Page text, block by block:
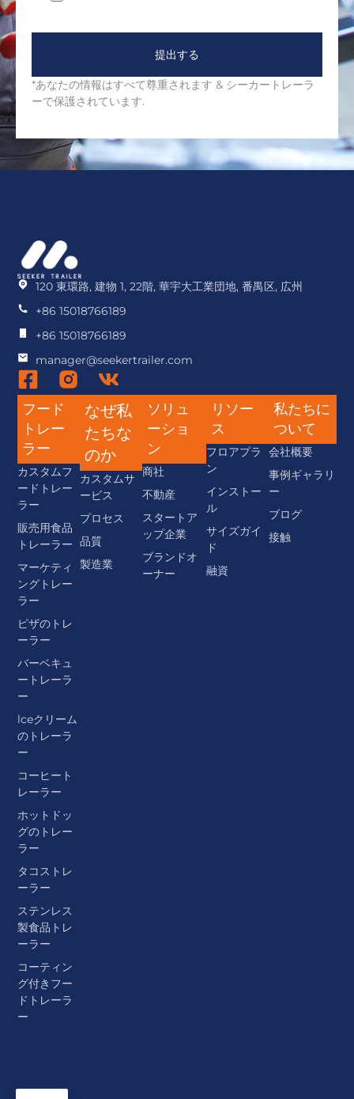
提出する
*あなたの情報はすべて尊重されます & シーカートレーラ
ーで保護されています.
120 東環路, 建物 1, 22階, 華宇大工業団地, 番禺区, 広州
+86 15018766189
+86 15018766189
manager@seekertrailer.com
フード
トレー
ラー
カスタムフ
ードトレー
ラー
販売用食品
トレーラー
マーケティ
ングトレー
ラー
ピザのトレ
ーラー
バーベキュ
ートレーラ
ー
lceクリーム
のトレーラ
ー
コーヒート
レーラー
ホットドッ
グのトレー
ラー
タコストレ
ーラー
ステンレス
製食品トレ
ーラー
コーティン
グ付きフー
ドトレーラ
ー
なぜ私
たちな
のか
カスタムサ
ービス
プロセス
品質
製造業
ソリュ
ーショ
ン
商社
不動産
スタートア
ップ企業
ブランドオ
ーナー
リソー
ス
フロアプラ
ン
インストー
ル
サイズガイ
ド
融資
私たちに
ついて
会社概要
事例ギャラリ
ー
ブログ
接触